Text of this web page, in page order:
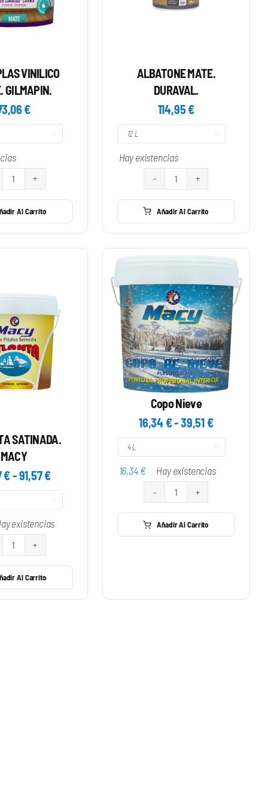
VINILICO
GILMAPIN.
€
PINTAPLAS
VINILICO
MATE.
Al Carrito
ALBATONE MATE.
DURAVAL.
114,95€
Hay existencias
ALBATONE
MATE.
DURAVAL.
Añadir Al Carrito
SATINADA.
MACY
€-91,57€Rango
de
32,07 €
existencias
ATLANTA
SATINADA.
MACY
Al Carrito
Copo Nieve
16,34€-39,51€Rango
de
16,34€ Hay existencias
Copo
Nieve
cantidad
Añadir Al Carrito